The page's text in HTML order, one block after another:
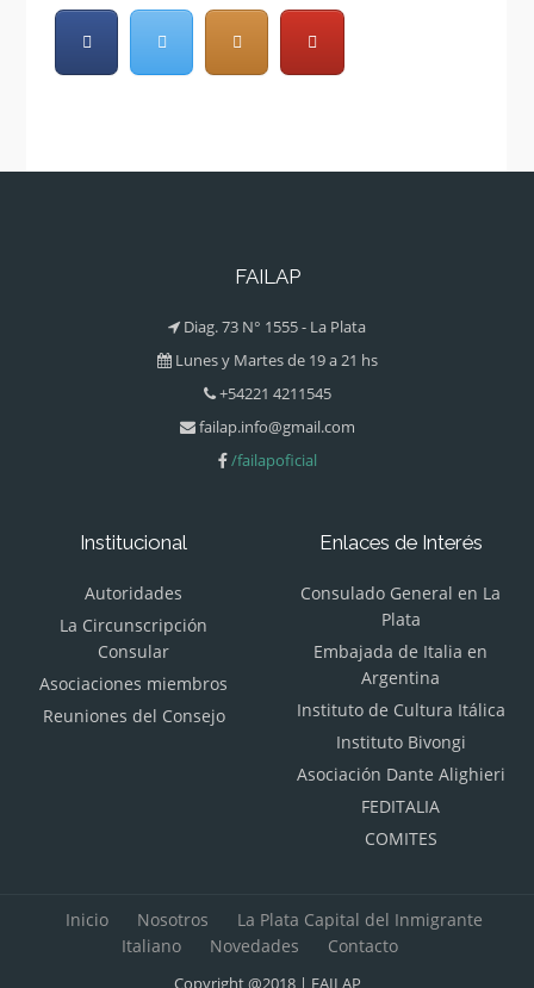
FAILAP
Diag. 73 N° 1555 - La Plata
Lunes y Martes de 19 a 21 hs
+54221 4211545
failap.info@gmail.com
/failapoficial
Institucional
Autoridades
La Circunscripción
Consular
Asociaciones miembros
Reuniones del Consejo
Enlaces de Interés
Consulado General en La
Plata
Embajada de Italia en
Argentina
Instituto de Cultura Itálica
Instituto Bivongi
Asociación Dante Alighieri
FEDITALIA
COMITES
Inicio Nosotros
La Plata Capital del Inmigrante
Italiano
Novedades Contacto
Copyright @2018 | FAILAP